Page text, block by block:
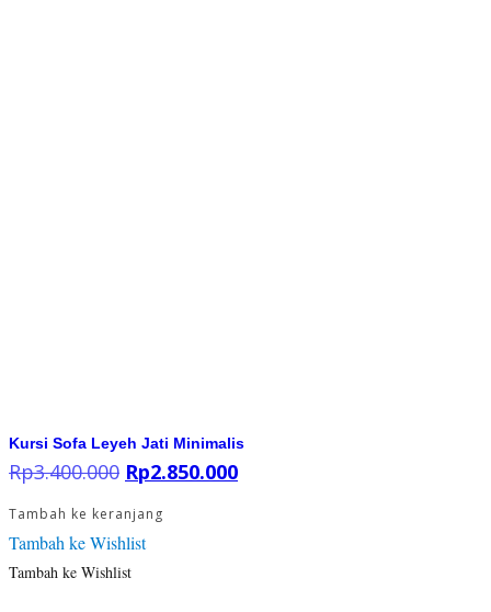
Kursi Sofa Leyeh Jati Minimalis
Rp3.400.000 Harga
aslinya
adalah:
Rp3.400.000.
Rp2.850.000
Tambah ke keranjang
Tambah ke Wishlist
Tambah ke Wishlist